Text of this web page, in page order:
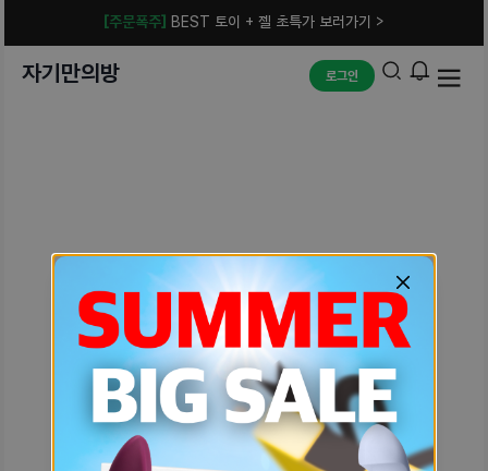
[주문폭주] BEST 토이 + 젤 초특가 보러가기 >
자기만의방 로그인
예상치 못한 에러입니다.